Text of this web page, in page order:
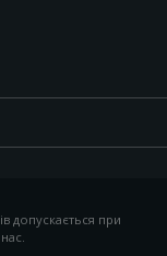
допускається при